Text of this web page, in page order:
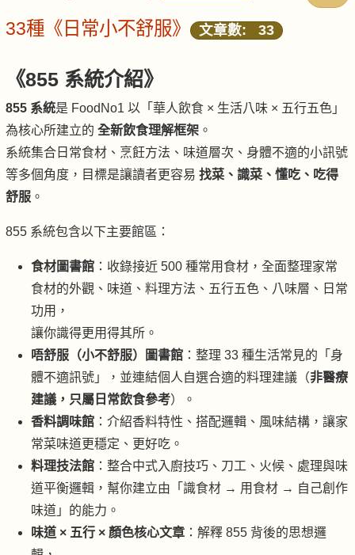
33種《日常小不舒服》 文章數: 33
《855 系統介紹》
855 系統是 FoodNo1 以「華人飲食 × 生活八味 × 五行五色」
為核心所建立的 全新飲食理解框架 。
系統集合日常食材、烹飪方法、味道層次、身體不適的小訊號
等多個角度，目標是讓讀者更容易 找菜、識菜、懂吃、吃得
舒服 。
855 系統包含以下主要館區：
食材圖書館 ：收錄接近 500 種常用食材，全面整理家常
食材的外觀、味道、料理方法、五行五色、八味層、日常
功用，
讓你識得更用得其所。
唔舒服（小不舒服）圖書館 ：整理 33 種生活常見的「身
體不適訊號」，並連結個人自選合適的料理建議（非醫療
建議，只屬日常飲食參考）。
香料調味館 ：介紹香料特性、搭配邏輯、風味結構，讓家
常菜味道更穩定、更好吃。
料理技法館 ：整合中式入廚技巧、刀工、火候、處理與味
道平衡邏輯，幫你建立由「識食材 → 用食材 → 自己創作
味道」的能力。
味道 × 五行 × 顏色核心文章 ：解釋 855 背後的思想邏